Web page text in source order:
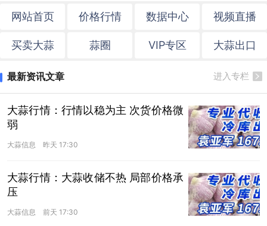
网站首页 价格行情 数据中心 视频直播
买卖大蒜 蒜圈 VIP专区 大蒜出口
进入专栏
最新资讯文章
大蒜行情：行情以稳为主 次货价格微
弱
大蒜信息 昨天 17:30
大蒜行情：大蒜收储不热 局部价格承
压
大蒜信息 前天 17:30